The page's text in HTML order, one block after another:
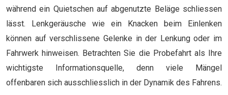
während ein Quietschen auf abgenutzte Beläge schliessen
lässt. Lenkgeräusche wie ein Knacken beim Einlenken
können auf verschlissene Gelenke in der Lenkung oder im
Fahrwerk hinweisen. Betrachten Sie die Probefahrt als Ihre
wichtigste Informationsquelle, denn viele Mängel
offenbaren sich ausschliesslich in der Dynamik des Fahrens.